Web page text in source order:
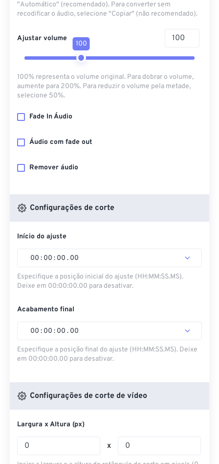
"Automático" (recomendado). Para converter sem
recodificar o áudio, selecione "Copiar" (não recomendado).
Ajustar volume
100
100% representa o volume original. Para dobrar o volume,
aumente para 200%. Para reduzir o volume pela metade,
selecione 50%.
Fade In Áudio
Áudio com fade out
Remover áudio
Configurações de corte
Início do ajuste
00 : 00 : 00 . 00
Especifique a posição inicial do ajuste (HH:MM:SS.MS).
Deixe em 00:00:00.00 para desativar.
Acabamento final
00 : 00 : 00 . 00
Especifique a posição final do ajuste (HH:MM:SS.MS). Deixe
em 00:00:00.00 para desativar.
Configurações de corte de vídeo
Largura x Altura (px)
x